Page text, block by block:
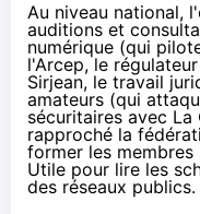
Au niveau national,
auditions et
numérique (qui
l'Arcep, le
Sirjean, le travail
amateurs (qui
sécuritaires avec
rapproché la
former les membres
Utile pour lire les
des réseaux publics.